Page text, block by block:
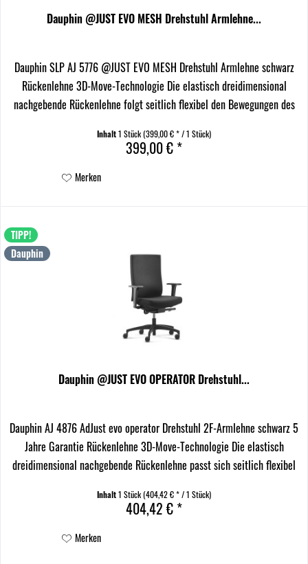
Dauphin @JUST EVO MESH Drehstuhl Armlehne...
Dauphin SLP AJ 5776 @JUST EVO MESH Drehstuhl Armlehne schwarz
Rückenlehne 3D-Move-Technologie Die elastisch dreidimensional
nachgebende Rückenlehne folgt seitlich flexibel den Bewegungen des
Inhalt1 Stück(399,00 € * / 1 Stück)
399,00 € *
Merken
TIPP!
Dauphin
Dauphin @JUST EVO OPERATOR Drehstuhl...
Dauphin AJ 4876 AdJust evo operator Drehstuhl 2F-Armlehne schwarz 5
Jahre Garantie Rückenlehne 3D-Move-Technologie Die elastisch
dreidimensional nachgebende Rückenlehne passt sich seitlich flexibel
Inhalt1 Stück(404,42 € * / 1 Stück)
404,42 € *
Merken